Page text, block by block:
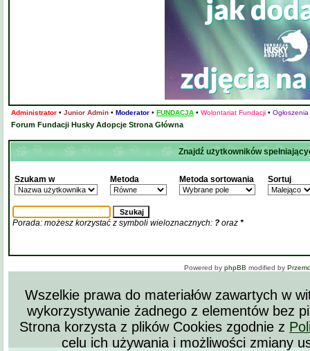
Administrator • Junior Admin • Moderator • FUNDACJA • Wolontariat Fundacji • Ogłoszenia
Forum Fundacji Husky Adopcje Strona Główna
Znajdź użytkowników
Szukam w Metoda Metoda sortowania Sortuj
Porada: możesz korzystać z symboli wieloznacznych: ? oraz *
Powered byphpBB modified by
Wszelkie prawa do materiałów zawartych w
wykorzystywanie żadnego z elementów bez
Strona korzysta z plików Cookies zgodnie z
celu ich używania i możliwości zmiany